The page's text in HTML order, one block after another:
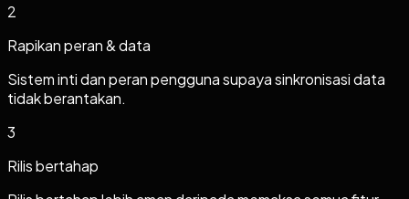
2
Rapikan peran & data
Sistem inti dan peran pengguna supaya sinkronisasi data
tidak berantakan.
3
Rilis bertahap